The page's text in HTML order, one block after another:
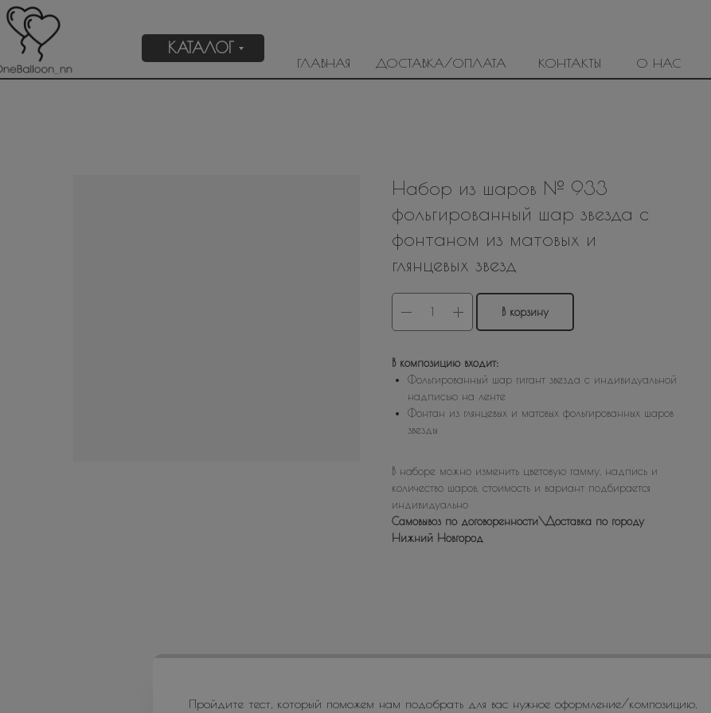
ДОСТАВКА/ОПЛАТА
ГЛАВНАЯ КОНТАКТЫ О НАС
КАТАЛОГ
Набор из шаров № 933
фольгированный шар звезда с
фонтаном из матовых и
глянцевых звезд
В корзину
В композицию входит:
Фольгированный шар гигант звезда с индивидуальной
надписью на ленте
Фонтан из глянцевых и матовых фольгированных шаров
звезды
В наборе можно изменить цветовую гамму, надпись и
количество шаров, стоимость и вариант подбирается
индивидуально
Самовывоз по договоренности\Доставка по городу
Нижний Новгород
Пройдите тест, который поможем нам подобрать для вас нужное оформление/композицию.